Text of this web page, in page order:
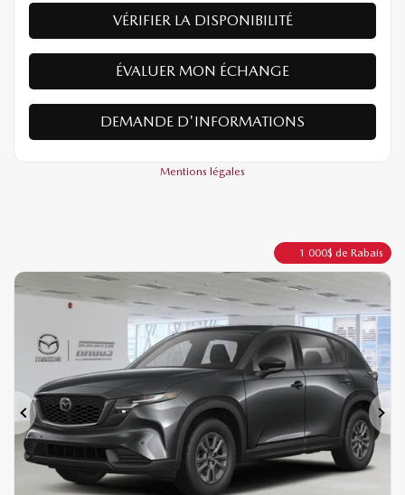
VÉRIFIER LA DISPONIBILITÉ
ÉVALUER MON ÉCHANGE
DEMANDE D'INFORMATIONS
Mentions légales
1 000$ de Rabais
Précédent